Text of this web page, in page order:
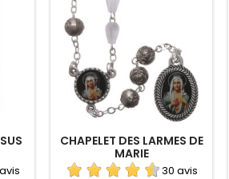
CHAPELET DES LARMES DE
MARIE
30 avis